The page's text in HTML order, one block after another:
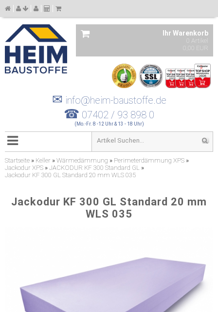
Ihr Warenkorb
0 Artikel
0,00 EUR
✉ info@heim-baustoffe.de
☎ 07402 / 93 898 0
(Mo.-Fr. 8 -12 Uhr & 13 - 18 Uhr)
Startseite » Keller » Wärmedämmung » Perimeterdämmung XPS »
Jackodur XPS » JACKODUR KF 300 Standard GL »
Jackodur KF 300 GL Standard 20 mm WLS 035
Jackodur KF 300 GL Standard 20 mm
WLS 035